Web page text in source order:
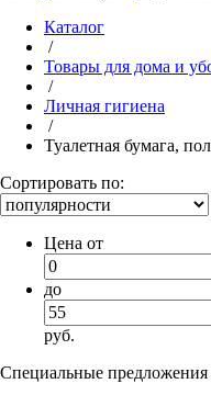
Каталог
/
Товары для дома и
/
Личная гигиена
/
Туалетная бумага,
Сортировать по:
Цена от
до
руб.
Специальные предложения